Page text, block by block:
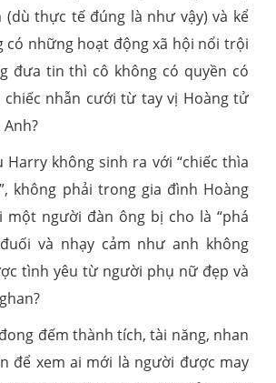
(dù thực tế đúng là như vậy) và kể
có những hoạt động xã hội nổi trội
đưa tin thì cô không có quyền có
nhẫn cưới từ tay vị Hoàng tử
Harry không sinh ra với “chiếc thìa
không phải trong gia đình Hoàng
một người đàn ông bị cho là “phá
và nhạy cảm như anh không
tình yêu từ người phụ nữ đẹp và
đếm thành tích, tài năng, nhan
để xem ai mới là người được may